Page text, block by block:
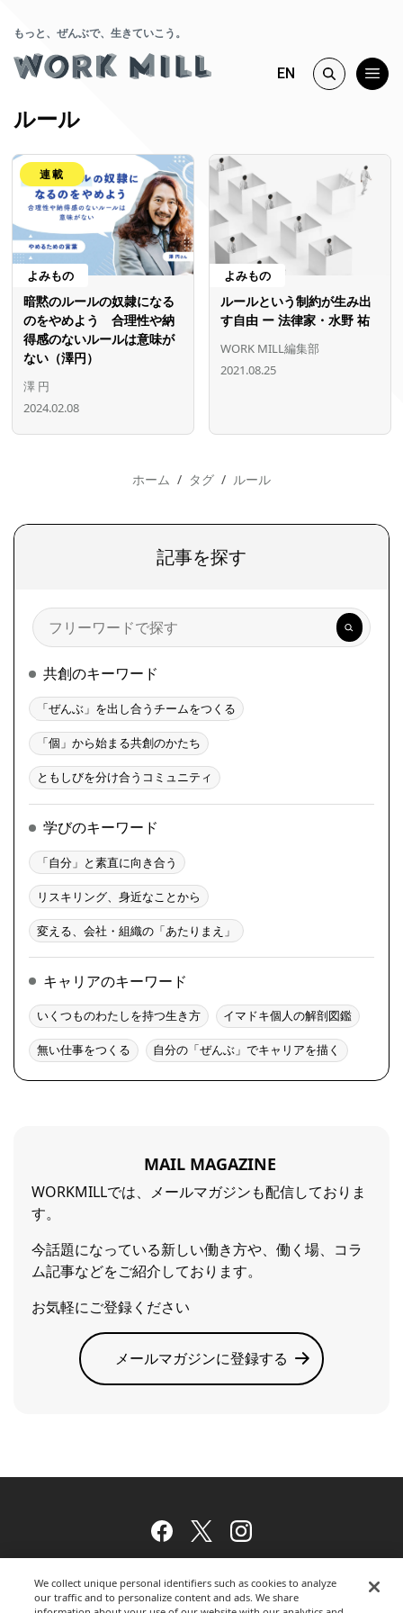
もっと、ぜんぶで、生きていこう。
EN
ルール
連載
よみもの
暗黙のルールの奴隷になる
のをやめよう 合理性や納
得感のないルールは意味が
ない（澤円）
澤 円
2024.02.08
よみもの
ルールという制約が生み出
す自由 ー 法律家・水野 祐
WORK MILL編集部
2021.08.25
ホーム タグ ルール
記事を探す
検
索
共創のキーワード
「ぜんぶ」を出し合うチームをつくる
「個」から始まる共創のかたち
ともしびを分け合うコミュニティ
学びのキーワード
「自分」と素直に向き合う
リスキリング、身近なことから
変える、会社・組織の「あたりまえ」
キャリアのキーワード
いくつものわたしを持つ生き方 イマドキ個人の解剖図鑑
無い仕事をつくる 自分の「ぜんぶ」でキャリアを描く
MAIL MAGAZINE
WORKMILLでは、メールマガジンも配信しておりま
す。
今話題になっている新しい働き方や、働く場、コラ
ム記事などをご紹介しております。
お気軽にご登録ください
メールマガジンに登録する
Facebook
TwitterInstagram
ウェブサイトのご利用について
We collect unique personal identifiers such as cookies to analyze
our traffic and to personalize content and ads. We share